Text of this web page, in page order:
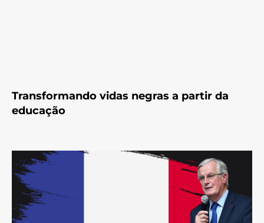
Transformando vidas negras a partir da
educação